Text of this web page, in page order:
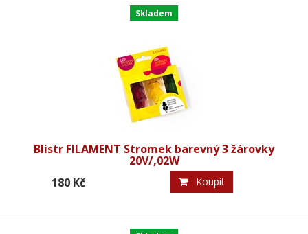
Blistr FILAMENT Stromek barevný 3 žárovky
20V/,02W
Skladem
180 Kč Koupit